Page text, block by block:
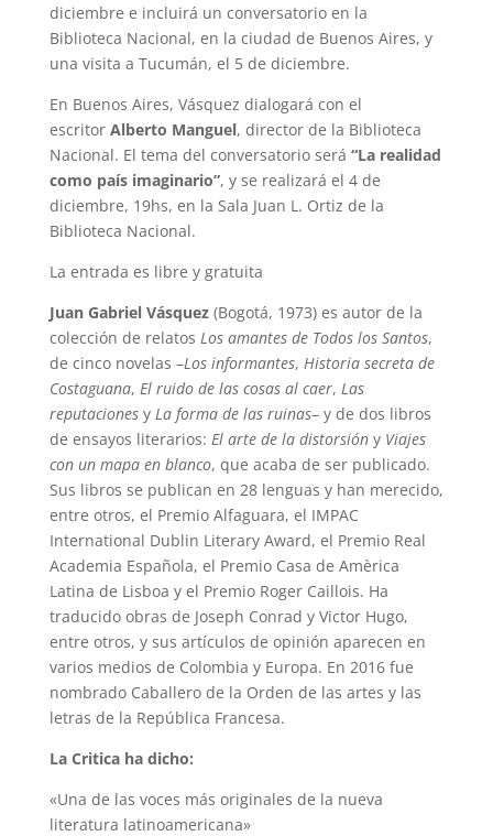
diciembre e incluirá un conversatorio en la
Biblioteca Nacional, en la ciudad de Buenos Aires, y
una visita a Tucumán, el 5 de diciembre.
En Buenos Aires, Vásquez dialogará con el
escritor Alberto Manguel, director de la Biblioteca
Nacional. El tema del conversatorio será “La realidad
como país imaginario”, y se realizará el 4 de
diciembre, 19hs, en la Sala Juan L. Ortiz de la
Biblioteca Nacional.
La entrada es libre y gratuita
Juan Gabriel Vásquez(Bogotá, 1973) es autor de la
colección de relatos Los amantes de Todos los Santos,
de cinco novelas –Los informantes, Historia secreta de
Costaguana, El ruido de las cosas al caer, Las
reputacionesy La forma de las ruinas– y de dos libros
de ensayos literarios: El arte de la distorsióny Viajes
con un mapa en blanco, que acaba de ser publicado.
Sus libros se publican en 28 lenguas y han merecido,
entre otros, el Premio Alfaguara, el IMPAC
International Dublin Literary Award, el Premio Real
Academia Española, el Premio Casa de Amèrica
Latina de Lisboa y el Premio Roger Caillois. Ha
traducido obras de Joseph Conrad y Victor Hugo,
entre otros, y sus artículos de opinión aparecen en
varios medios de Colombia y Europa. En 2016 fue
nombrado Caballero de la Orden de las artes y las
letras de la República Francesa.
La Critica ha dicho:
«Una de las voces más originales de la nueva
literatura latinoamericana»